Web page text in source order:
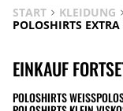
START KLEIDUNG
POLOSHIRTS
EINKAUF
POLOSHIRTS WEISS